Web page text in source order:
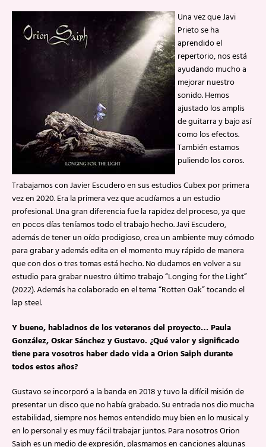
Una vez que Javi
Prieto se ha
aprendido el
repertorio, nos está
ayudando mucho a
mejorar nuestro
sonido. Hemos
ajustado los amplis
de guitarra y bajo así
como los efectos.
También estamos
puliendo los coros.
Trabajamos con Javier Escudero en sus estudios Cubex por primera
vez en 2020. Era la primera vez que acudíamos a un estudio
profesional. Una gran diferencia fue la rapidez del proceso, ya que
en pocos días teníamos todo el trabajo hecho. Javi Escudero,
además de tener un oído prodigioso, crea un ambiente muy cómodo
para grabar y además edita en el momento muy rápido de manera
que con dos o tres tomas está hecho. No dudamos en volver a su
estudio para grabar nuestro último trabajo “Longing for the Light”
(2022). Además ha colaborado en el tema “Rotten Oak” tocando el
lap steel.
Y bueno, habladnos de los veteranos del proyecto… Paula
González, Oskar Sánchez y Gustavo. ¿Qué valor y significado
tiene para vosotros haber dado vida a Orion Saiph durante
todos estos años?
Gustavo se incorporó a la banda en 2018 y tuvo la difícil misión de
presentar un disco que no había grabado. Su entrada nos dio mucha
estabilidad, siempre nos hemos entendido muy bien en lo musical y
en lo personal y es muy fácil trabajar juntos. Para nosotros Orion